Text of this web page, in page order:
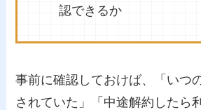
認できるか
事前に確認しておけば、「いつ
されていた」「中途解約したら